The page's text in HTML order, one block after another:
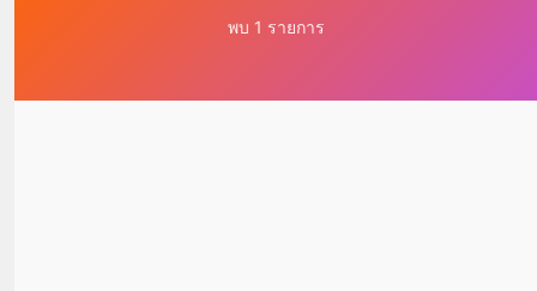
พบ 1 รายการ